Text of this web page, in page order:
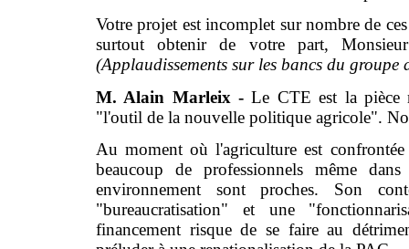
Votre projet est incomplet sur nombre de
surtout obtenir de votre part, Monsieur
(Applaudissements sur les bancs du groupe
M. Alain Marleix -Le CTE est la pièce
"l'outil de la nouvelle politique agricole".
Au moment où l'agriculture est
beaucoup de professionnels même
environnement sont proches. Son
"bureaucratisation" et une
financement risque de se faire au